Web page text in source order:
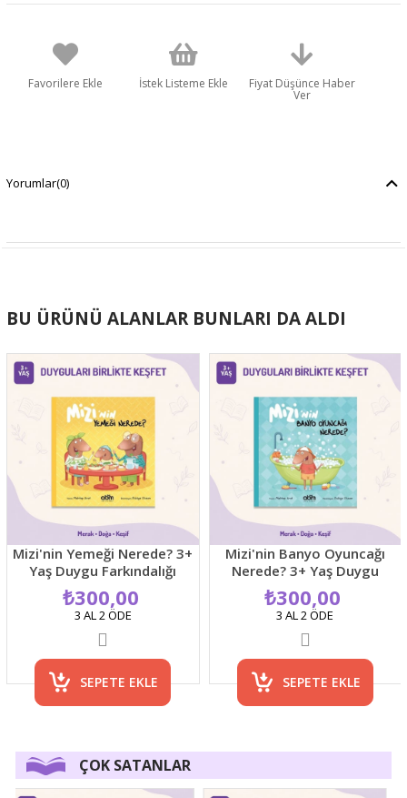
Favorilere Ekle İstek Listeme Ekle Fiyat Düşünce Haber
Ver
Yorumlar(0)
BU ÜRÜNÜ ALANLAR BUNLARI DA ALDI
Mizi'nin Yemeği Nerede? 3+
Yaş Duygu Farkındalığı
Resimli Çocuk Hikaye Kitabı
₺300,00
SEPETE EKLE
3 AL 2 ÖDE
Mizi'nin Banyo Oyuncağı
Nerede? 3+ Yaş Duygu
Farkındalığı Resimli Çocuk
Hikaye Kitabı
₺300,00
SEPETE EKLE
3 AL 2 ÖDE
ÇOK SATANLAR